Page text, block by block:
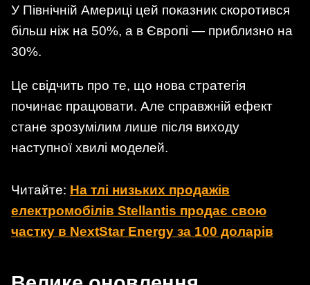
У Північній Америці цей показник скоротився
більш ніж на 50%, а в Європі — приблизно на
30%.
Це свідчить про те, що нова стратегія
починає працювати. Але справжній ефект
стане зрозумілим лише після виходу
наступної хвилі моделей.
Читайте: На тлі низьких продажів
електромобілів Stellantis продає свою
частку в NextStar Energy за 100 доларів